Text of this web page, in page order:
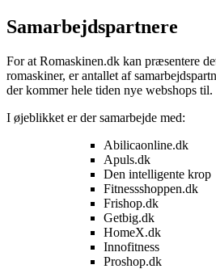
Samarbejdspartnere
For at Romaskinen.dk kan præsentere
romaskiner, er antallet af
der kommer hele tiden nye webshops til.
I øjeblikket er der samarbejde med:
Abilicaonline.dk
Apuls.dk
Den intelligente krop
Fitnessshoppen.dk
Frishop.dk
Getbig.dk
HomeX.dk
Innofitness
Proshop.dk